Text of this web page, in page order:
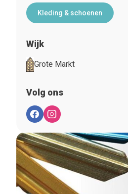
Kleding & schoenen
Wijk
Grote Markt
Volg ons